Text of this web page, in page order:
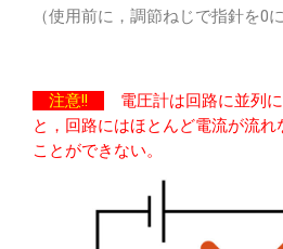
（使用前に，調節ねじで指針を0
注意!!
電圧計は回路に並列
と，回路にはほとんど電流が流
ことができない。